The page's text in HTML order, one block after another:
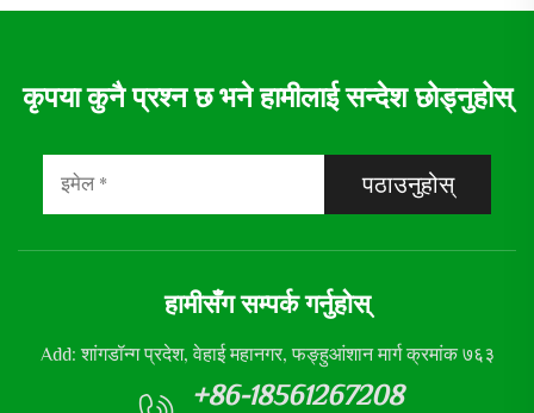
कृपया कुनै प्रश्न छ भने हामीलाई सन्देश छोड्नुहोस्
पठाउनुहोस्
हामीसँग सम्पर्क गर्नुहोस्
Add: शांगडॉन्ग प्रदेश, वेहाई महानगर, फङ्हुआंशान मार्ग क्रमांक ७६३
+86-18561267208